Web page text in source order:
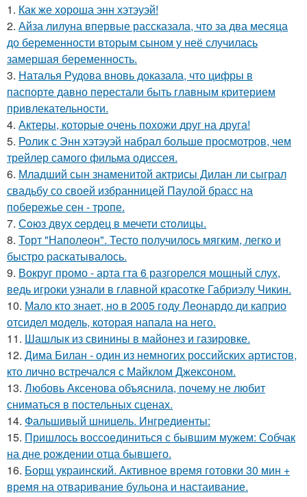
1. Как же хороша энн хэтэуэй!
2. Айза лилуна впервые рассказала, что за два месяца
до беременности вторым сыном у неё случилась
замершая беременность.
3. Наталья Рудова вновь доказала, что цифры в
паспорте давно перестали быть главным критерием
привлекательности.
4. Актеры, которые очень похожи друг на друга!
5. Ролик с Энн хэтэуэй набрал больше просмотров, чем
трейлер самого фильма одиссея.
6. Младший сын знаменитой актрисы Дилан ли сыграл
свадьбу со своей избранницей Паулой брасс на
побережье сен - тропе.
7. Сoюз двух cеpдец в мечети cтoлицы.
8. Торт "Наполеон". Тесто получилось мягким, легко и
быстро раскатывалось.
9. Вокруг промо - арта гта 6 разгорелся мощный слух,
ведь игроки узнали в главной красотке Габриэлу Чикин.
10. Мало кто знает, но в 2005 году Леонардо ди каприо
отсидел модель, которая напала на него.
11. Шашлык из свинины в майонез и газировке.
12. Дима Билан - один из немногих российских артистов,
кто лично встречался с Майклом Джексоном.
13. Любовь Аксенова объяснила, почему не любит
сниматься в постельных сценах.
14. Фальшивый шницель. Ингредиенты:
15. Пришлось воссоединиться с бывшим мужем: Собчак
на дне рождении отца бывшего.
16. Борщ украинский. Активное время готовки 30 мин +
время на отваривание бульона и настаивание.